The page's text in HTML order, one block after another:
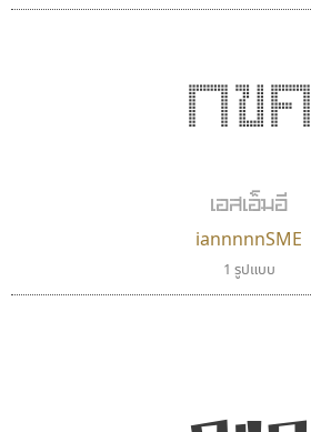
กขค
เอสเอ็มอี
iannnnnSME
1 รูปแบบ